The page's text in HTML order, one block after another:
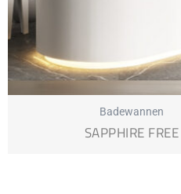
Badewannen
SAPPHIRE FREE